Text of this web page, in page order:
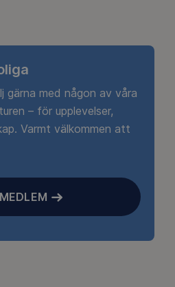
gärna med någon av våra
– för upplevelser,
Varmt välkommen att